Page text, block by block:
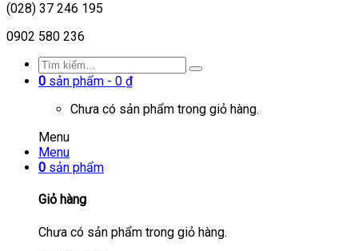
(028) 37 246 195
0902 580 236
0 sản phẩm - 0 ₫
Chưa có sản phẩm trong giỏ hàng.
Menu
Menu
0 sản phẩm
Giỏ hàng
Chưa có sản phẩm trong giỏ hàng.